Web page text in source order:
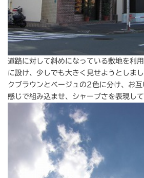
道路に対して斜めになっている敷地を利
に設け、少しでも大きく見せようとしま
クブラウンとベージュの2色に分け、お
感じで組み込ませ、シャープさを表現して